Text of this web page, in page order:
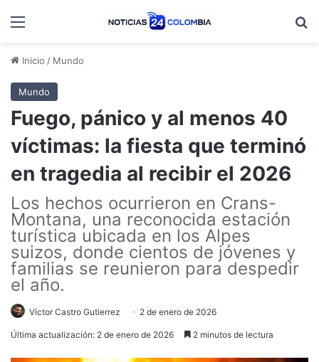
Menú
Inicio / Mundo
Mundo
Fuego, pánico y al menos 40
víctimas: la fiesta que terminó
en tragedia al recibir el 2026
Los hechos ocurrieron en Crans-
Montana, una reconocida estación
turística ubicada en los Alpes
suizos, donde cientos de jóvenes y
familias se reunieron para despedir
el año.
Víctor Castro Gutierrez 2 de enero de 2026
Última actualización: 2 de enero de 2026 2 minutos de lectura